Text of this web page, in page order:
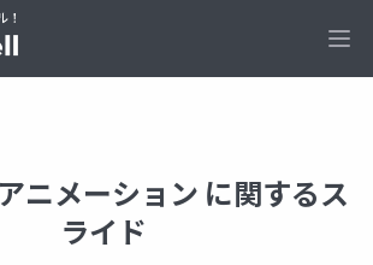
ニメーション に関するス
ライド